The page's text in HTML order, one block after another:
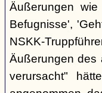
Äußerungen
Befugnisse',
NSKK-
Äußerungen des
verursacht"